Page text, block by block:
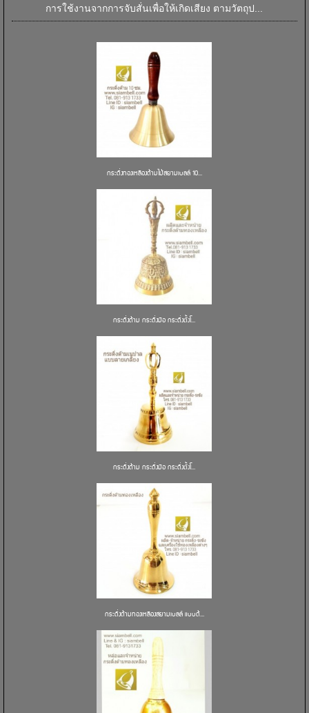
การใช้งานจากการจับสั่นเพื่อให้เกิดเสียง ตามวัตถุป...
กระดิ่งทองเหลืองด้ามไม้สยามเบลล์ 10...
กระดิ่งด้าม กระดิ่งมือ กระดิ่งตั้งโ...
กระดิ่งด้าม กระดิ่งมือ กระดิ่งตั้งโ...
กระดิ่งด้ามทองเหลืองสยามเบลล์ แบบด้...